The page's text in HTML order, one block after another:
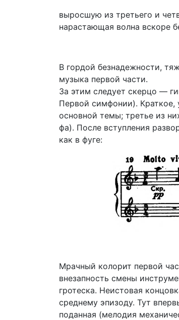
выросшую из третьего и
нарастающая волна вскоре
В гордой безнадежности,
музыка первой части.
За этим следует скерцо —
Первой симфонии). Краткое,
основной темы; третье из
фа). После вступления
как в фуге:
Мрачный колорит первой
внезапность смены
гротеска. Неистовая
среднему эпизоду. Тут
поданная (мелодия